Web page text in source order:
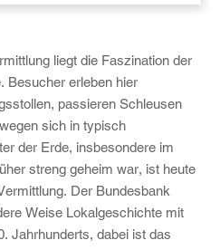
liegt die Faszination der
Besucher erleben hier
passieren Schleusen
sich in typisch
der Erde, insbesondere im
streng geheim war, ist heute
Der Bundesbank
Weise Lokalgeschichte mit
Jahrhunderts, dabei ist das